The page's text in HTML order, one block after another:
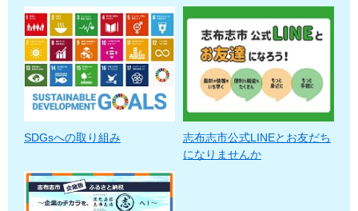
SDGsへの取り組み
志布志市公式LINEとお友だち
になりませんか